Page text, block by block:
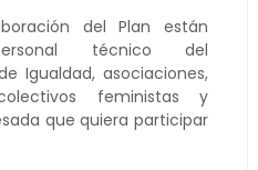
del Plan están
técnico del
Igualdad, asociaciones,
feministas y
que quiera participar